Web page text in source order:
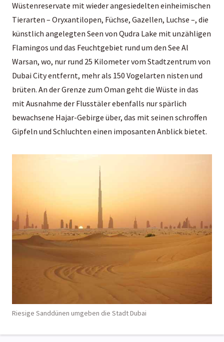
Wüstenreservate mit wieder angesiedelten einheimischen
Tierarten – Oryxantilopen, Füchse, Gazellen, Luchse –, die
künstlich angelegten Seen von Qudra Lake mit unzähligen
Flamingos und das Feuchtgebiet rund um den See Al
Warsan, wo, nur rund 25 Kilometer vom Stadtzentrum von
Dubai City entfernt, mehr als 150 Vogelarten nisten und
brüten. An der Grenze zum Oman geht die Wüste in das
mit Ausnahme der Flusstäler ebenfalls nur spärlich
bewachsene Hajar-Gebirge über, das mit seinen schroffen
Gipfeln und Schluchten einen imposanten Anblick bietet.
Riesige Sanddünen umgeben die Stadt Dubai